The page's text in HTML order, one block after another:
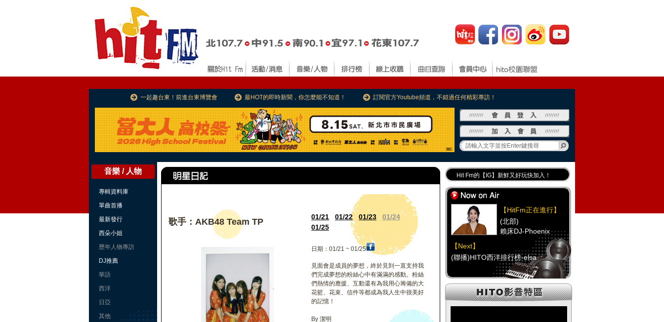
一起趣台東！前進台東博覽會 最HOT的即時新聞，你怎麼能不知道！ 訂閱官方Youtube頻道，不錯過任何精彩專訪！
音樂 / 人物
專輯資料庫
單曲首播
最新發行
西朵小姐
歷年人物專訪
DJ推薦
華語
西洋
日亞
其他
歌手：AKB48 Team TP 01/21 01/22 01/23
01/24
01/25
日期：01/21 ~ 01/25
見面會是成員的夢想，終於見到一直支持我
們完成夢想的粉絲心中有滿滿的感動。粉絲
們熱情的應援、互動還有為我用心籌備的大
花籃、花束、信件等都成為我人生中很美好
的記憶！
By 潔明
Hit Fm的【IG】新鮮又好玩快加入！
Hit Fm【FB臉書粉絲團】等你加入！
最專業《DJ推薦》好音樂千萬別錯過！
好康報報 最新優惠訊息都在這！
【HitFm正在進行】
(北部)
賴床DJ-Phoenix
【Next】
(聯播)HITO西洋排行榜-elsa
【HitFm正在進行】
(中部)